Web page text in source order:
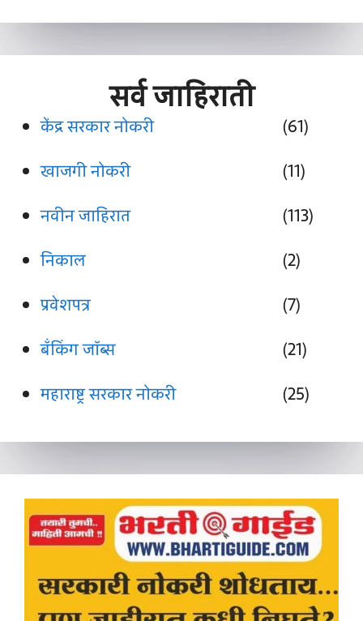
सर्वजाहिराती
केंद्र सरकार नोकरी
(61)
खाजगी नोकरी
(11)
नवीन जाहिरात
(113)
निकाल
(2)
प्रवेशपत्र
(7)
बँकिंग जॉब्स
(21)
महाराष्ट्र सरकार नोकरी
(25)